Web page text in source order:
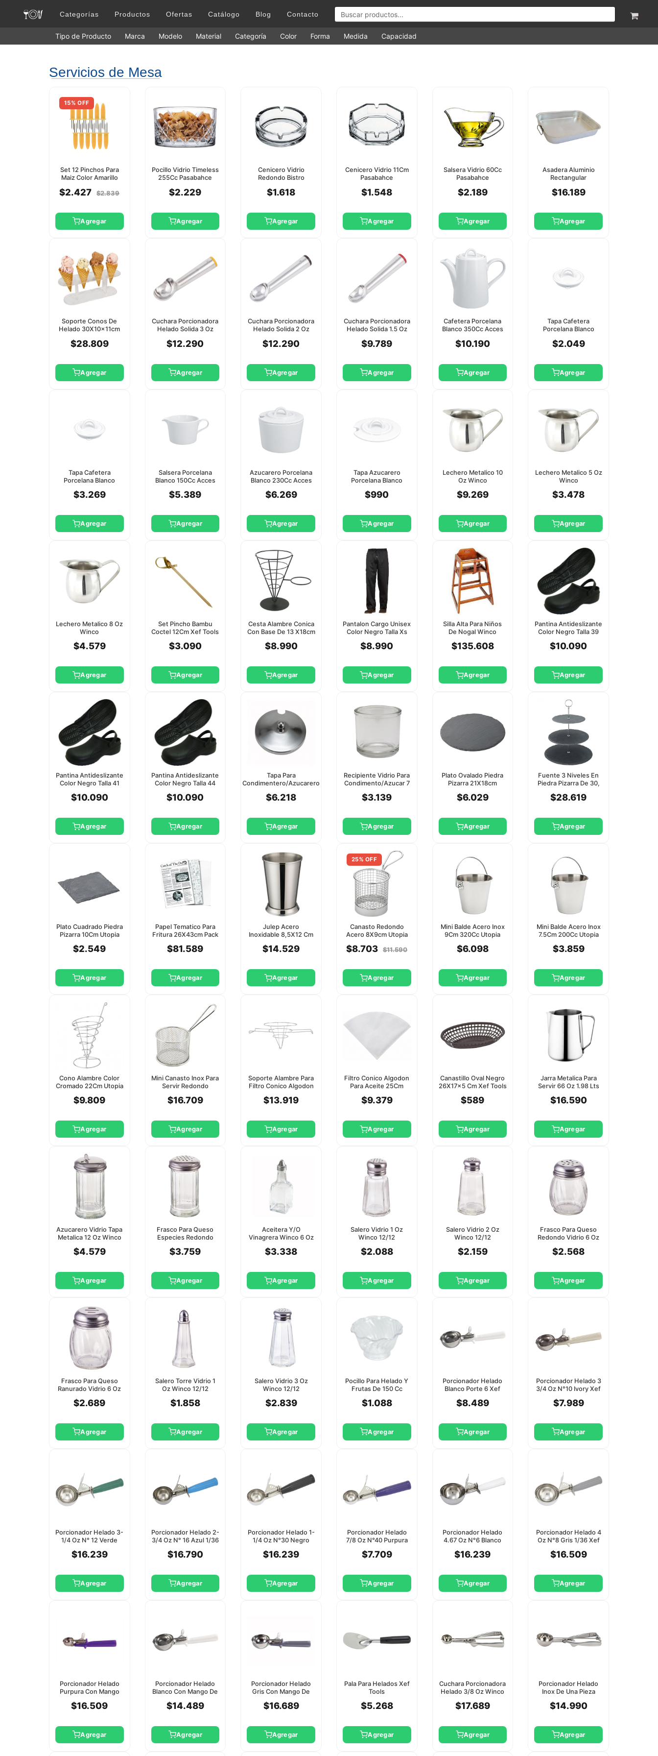
Categorías Productos Ofertas Catálogo Blog Contacto
Tipo de Producto Marca Modelo Material Categoría Color Forma Medida Capacidad
Servicios de Mesa
15% OFF
Set 12 Pinchos Para
Maiz Color Amarillo
$2.427 $2.839
Agregar
Pocillo Vidrio Timeless
255Cc Pasabahce
$2.229
Agregar
Cenicero Vidrio
Redondo Bistro
$1.618
Agregar
Cenicero Vidrio 11Cm
Pasabahce
$1.548
Agregar
Salsera Vidrio 60Cc
Pasabahce
$2.189
Agregar
Asadera Aluminio
Rectangular
Tools
$16.189
Agregar
Soporte Conos De
Helado 30X10x11cm
$28.809
Agregar
Cuchara Porcionadora
Helado Solida 3 Oz
$12.290
Agregar
Cuchara Porcionadora
Helado Solida 2 Oz
$12.290
Agregar
Cuchara Porcionadora
Helado Solida 1.5 Oz
$9.789
Agregar
Cafetera Porcelana
Blanco 350Cc Acces
$10.190
Agregar
Tapa Cafetera
Porcelana Blanco
$2.049
Agregar
Tapa Cafetera
Porcelana Blanco
$3.269
Agregar
Salsera Porcelana
Blanco 150Cc Acces
$5.389
Agregar
Azucarero Porcelana
Blanco 230Cc Acces
$6.269
Agregar
Tapa Azucarero
Porcelana Blanco
$990
Agregar
Lechero Metalico 10
Oz Winco
$9.269
Agregar
Lechero Metalico 5 Oz
Winco
$3.478
Agregar
Lechero Metalico 8 Oz
Winco
$4.579
Agregar
Set Pincho Bambu
Coctel 12Cm Xef Tools
$3.090
Agregar
Cesta Alambre Conica
Con Base De 13 X18cm
$8.990
Agregar
Pantalon Cargo Unisex
Color Negro Talla Xs
$8.990
Agregar
Silla Alta Para Niños
De Nogal Winco
$135.608
Agregar
Pantina Antideslizante
Color Negro Talla 39
$10.090
Agregar
Pantina Antideslizante
Color Negro Talla 41
$10.090
Agregar
Pantina Antideslizante
Color Negro Talla 44
$10.090
Agregar
Tapa Para
Condimentero/Azucarero
$6.218
Agregar
Recipiente Vidrio Para
Condimento/Azucar 7
$3.139
Agregar
Plato Ovalado Piedra
Pizarra 21X18cm
$6.029
Agregar
Fuente 3 Niveles En
Piedra Pizarra De 30,
$28.619
Agregar
Plato Cuadrado Piedra
Pizarra 10Cm Utopia
$2.549
Agregar
Papel Tematico Para
Fritura 26X43cm Pack
$81.589
Agregar
Julep Acero
Inoxidable 8,5X12 Cm
$14.529
Agregar
25% OFF
Canasto Redondo
Acero 8X9cm Utopia
$8.703 $11.590
Agregar
Mini Balde Acero Inox
9Cm 320Cc Utopia
$6.098
Agregar
Mini Balde Acero Inox
7.5Cm 200Cc Utopia
$3.859
Agregar
Cono Alambre Color
Cromado 22Cm Utopia
$9.809
Agregar
Mini Canasto Inox Para
Servir Redondo
$16.709
Agregar
Soporte Alambre Para
Filtro Conico Algodon
$13.919
Agregar
Filtro Conico Algodon
Para Aceite 25Cm
$9.379
Agregar
Canastillo Oval Negro
26X17x5 Cm Xef Tools
$589
Agregar
Jarra Metalica Para
Servir 66 Oz 1.98 Lts
$16.590
Agregar
Azucarero Vidrio Tapa
Metalica 12 Oz Winco
$4.579
Agregar
Frasco Para Queso
Especies Redondo
Winco
$3.759
Agregar
Aceitera Y/O
Vinagrera Winco 6 Oz
$3.338
Agregar
Salero Vidrio 1 Oz
Winco 12/12
$2.088
Agregar
Salero Vidrio 2 Oz
Winco 12/12
$2.159
Agregar
Frasco Para Queso
Redondo Vidrio 6 Oz
$2.568
Agregar
Frasco Para Queso
Ranurado Vidrio 6 Oz
$2.689
Agregar
Salero Torre Vidrio 1
Oz Winco 12/12
$1.858
Agregar
Salero Vidrio 3 Oz
Winco 12/12
$2.839
Agregar
Pocillo Para Helado Y
Frutas De 150 Cc
$1.088
Agregar
Porcionador Helado
Blanco Porte 6 Xef
$8.489
Agregar
Porcionador Helado 3
3/4 Oz N°10 Ivory Xef
$7.989
Agregar
Porcionador Helado 3-
1/4 Oz N° 12 Verde
$16.239
Agregar
Porcionador Helado 2-
3/4 Oz N° 16 Azul 1/36
$16.790
Agregar
Porcionador Helado 1-
1/4 Oz N°30 Negro
$16.239
Agregar
Porcionador Helado
7/8 Oz N°40 Purpura
$7.709
Agregar
Porcionador Helado
4.67 Oz N°6 Blanco
$16.239
Agregar
Porcionador Helado 4
Oz N°8 Gris 1/36 Xef
$16.509
Agregar
Porcionador Helado
Purpura Con Mango
$16.509
Agregar
Porcionador Helado
Blanco Con Mango De
$14.489
Agregar
Porcionador Helado
Gris Con Mango De
$16.689
Agregar
Pala Para Helados Xef
Tools
$5.268
Agregar
Cuchara Porcionadora
Helado 3/8 Oz Winco
$17.689
Agregar
Porcionador Helado
Inox De Una Pieza
$14.990
Agregar